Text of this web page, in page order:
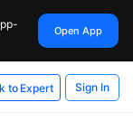
Open App
to Expert Sign In